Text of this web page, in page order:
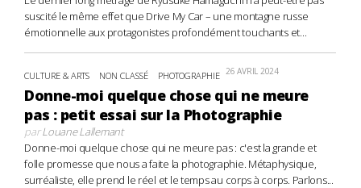
suscité le même effet que Drive My Car – une montagne russe
émotionnelle aux protagonistes profondément touchants et...
CULTURE & ARTS NON CLASSÉ PHOTOGRAPHIE 26 AVRIL 2024
Donne-moi quelque chose qui ne meure
pas : petit essai sur la Photographie
parLouane Lallemant
Donne-moi quelque chose qui ne meure pas : c'est la grande et
folle promesse que nous a faite la photographie. Métaphysique,
surréaliste, elle prend le réel et le temps au corps à corps. Parlons...